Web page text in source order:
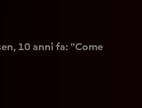
10 anni fa: "Come